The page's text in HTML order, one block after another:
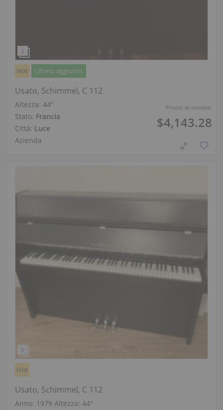
Prezzo di vendita:
$4,143.28
Hot Ultimo aggiunto
Usato, Schimmel, C 112
Altezza: 44″
Stato: Francia
Città: Luce
Azienda
Hot
Usato, Schimmel, C 112
Anno: 1979 Altezza: 44″